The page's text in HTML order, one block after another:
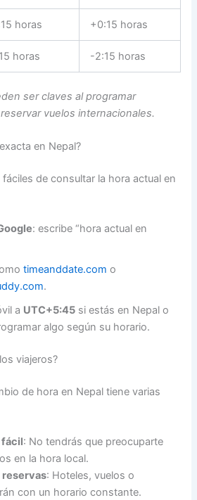
horas +0:15 horas
horas -2:15 horas
ser claves al programar
vuelos internacionales.
en Nepal?
de consultar la hora actual en
: escribe “hora actual en
timeanddate.com o
.
a UTC+5:45 si estás en Nepal o
algo según su horario.
viajeros?
de hora en Nepal tiene varias
fácil: No tendrás que preocuparte
en la hora local.
reservas: Hoteles, vuelos o
con un horario constante.